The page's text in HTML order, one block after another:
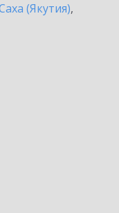
(Якутия),